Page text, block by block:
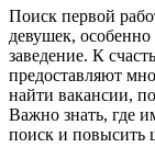
Поиск первой
девушек, особенно
заведение. К
предоставляют
найти вакансии,
Важно знать, где
поиск и повысить